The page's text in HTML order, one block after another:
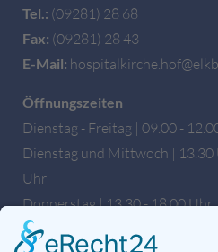
Tel.: (09281) 28 68
Fax: (09281) 28 43
E-Mail:
Öffnungszeiten
Dienstag - Freitag | 09.00 -
Dienstag und Mittwoch | 13.30
Uhr
Donnerstag | 13.30 - 18.00 Uhr
Bankverbindung